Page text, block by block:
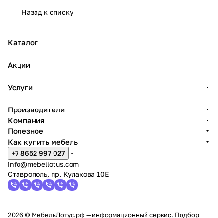
й
дос
ой
дос
е с
дома ий топпер/
Назад к списку
Каталог
Акции
Услуги
Производители
Компания
Полезное
Как купить мебель
+7 8652 997 027
info@mebellotus.com
Ставрополь, пр. Кулакова 10Е
2026 © МебельЛотус.рф — информационный сервис. Подбор